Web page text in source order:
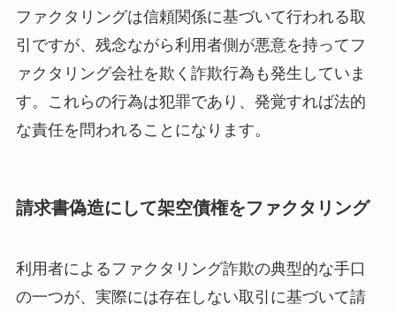
ファクタリングは信頼関係に基づいて行われる取
引ですが、残念ながら利用者側が悪意を持ってフ
ァクタリング会社を欺く詐欺行為も発生していま
す。これらの行為は犯罪であり、発覚すれば法的
な責任を問われることになります。
請求書偽造にして架空債権をファクタリング
利用者によるファクタリング詐欺の典型的な手口
の一つが、実際には存在しない取引に基づいて請